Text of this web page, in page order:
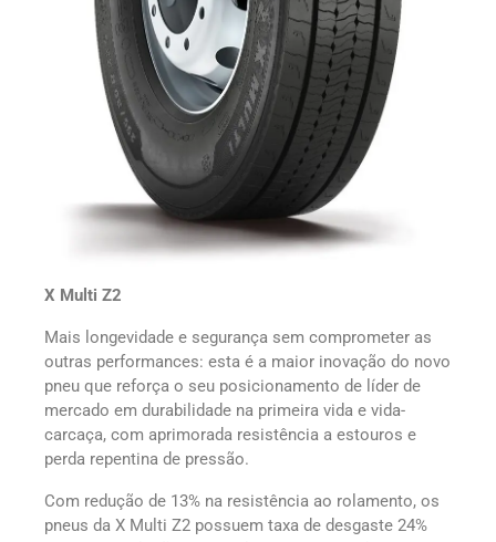
X Multi Z2
Mais longevidade e segurança sem comprometer as
outras performances: esta é a maior inovação do novo
pneu que reforça o seu posicionamento de líder de
mercado em durabilidade na primeira vida e vida-
carcaça, com aprimorada resistência a estouros e
perda repentina de pressão.
Com redução de 13% na resistência ao rolamento, os
pneus da X Multi Z2 possuem taxa de desgaste 24%